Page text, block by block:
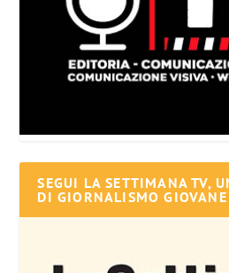
SEGUI LA SETTIMANA TV,
DI GIORNALISMO